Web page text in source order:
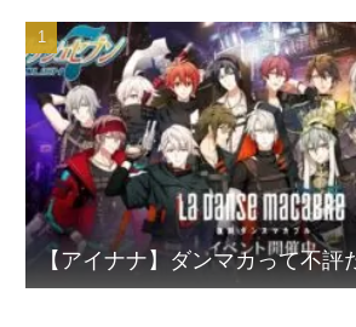
【アイナナ】ダンマカって不評